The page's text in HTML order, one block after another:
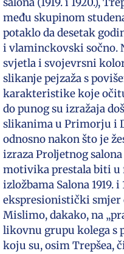
među skupinom
potaklo da desetak
i vlaminckovski sočno.
svjetla i svojevrsni
slikanje pejzaža s
karakteristike koje
do punog su izražaja
slikanima u Primorju i
odnosno nakon što je
izraza Proljetnog
motivika prestala biti u
izložbama Salona 1919.
ekspresionistički smjer
Mislimo, dakako, na
likovnu grupu kolega s
koju su, osim Trepšea,